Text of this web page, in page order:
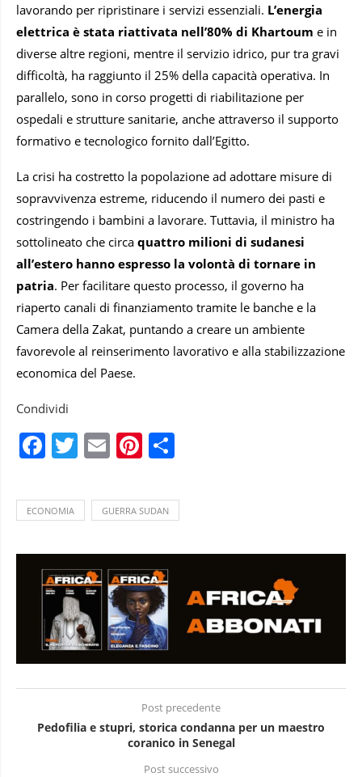
lavorando per ripristinare i servizi essenziali. L’energia
elettrica è stata riattivata nell’80% di Khartoum e in
diverse altre regioni, mentre il servizio idrico, pur tra gravi
difficoltà, ha raggiunto il 25% della capacità operativa. In
parallelo, sono in corso progetti di riabilitazione per
ospedali e strutture sanitarie, anche attraverso il supporto
formativo e tecnologico fornito dall’Egitto.
La crisi ha costretto la popolazione ad adottare misure di
sopravvivenza estreme, riducendo il numero dei pasti e
costringendo i bambini a lavorare. Tuttavia, il ministro ha
sottolineato che circa quattro milioni di sudanesi
all’estero hanno espresso la volontà di tornare in
patria. Per facilitare questo processo, il governo ha
riaperto canali di finanziamento tramite le banche e la
Camera della Zakat, puntando a creare un ambiente
favorevole al reinserimento lavorativo e alla stabilizzazione
economica del Paese.
Condividi
Facebook
Twitter
EmailPinterest
ECONOMIA GUERRA SUDAN
Post precedente
Pedofilia e stupri, storica condanna per un maestro
coranico in Senegal
Post successivo